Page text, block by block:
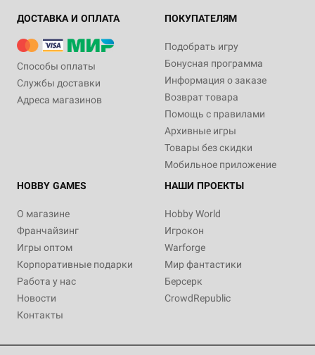
ДОСТАВКА И ОПЛАТА
Способы оплаты
Службы доставки
Адреса магазинов
ПОКУПАТЕЛЯМ
Подобрать игру
Бонусная программа
Информация о заказе
Возврат товара
Помощь с правилами
Архивные игры
Товары без скидки
Мобильное приложение
HOBBY GAMES
О магазине
Франчайзинг
Игры оптом
Корпоративные подарки
Работа у нас
Новости
Контакты
НАШИ ПРОЕКТЫ
Hobby World
Игрокон
Warforge
Мир фантастики
Берсерк
CrowdRepublic